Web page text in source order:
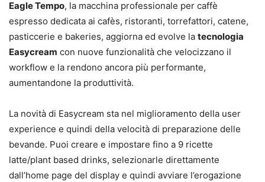
Eagle Tempo, la macchina professionale per caffè
espresso dedicata ai cafès, ristoranti, torrefattori, catene,
pasticcerie e bakeries, aggiorna ed evolve la tecnologia
Easycream con nuove funzionalità che velocizzano il
workflow e la rendono ancora più performante,
aumentandone la produttività.
La novità di Easycream sta nel miglioramento della user
experience e quindi della velocità di preparazione delle
bevande. Puoi creare e impostare fino a 9 ricette
latte/plant based drinks, selezionarle direttamente
dall’home page del display e quindi avviare l’erogazione